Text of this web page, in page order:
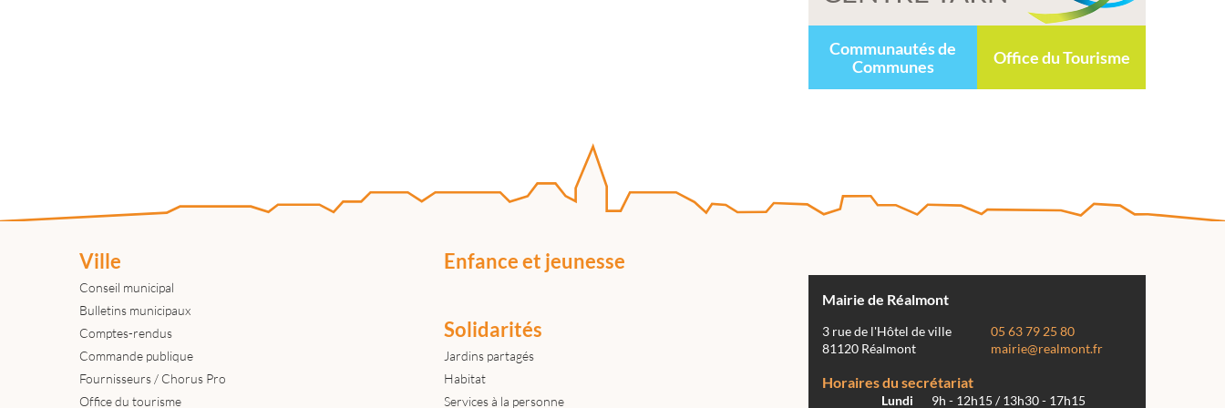
Communautés de
Communes
Office du Tourisme
Ville
Conseil municipal
Bulletins municipaux
Comptes-rendus
Commande publique
Fournisseurs / Chorus Pro
Office du tourisme
Enfance et jeunesse
Solidarités
Jardins partagés
Habitat
Services à la personne
Mairie de Réalmont
3 rue de l'Hôtel de ville
81120 Réalmont
05 63 79 25 80
mairie@realmont.fr
Horaires du secrétariat
Lundi 9h - 12h15 / 13h30 - 17h15